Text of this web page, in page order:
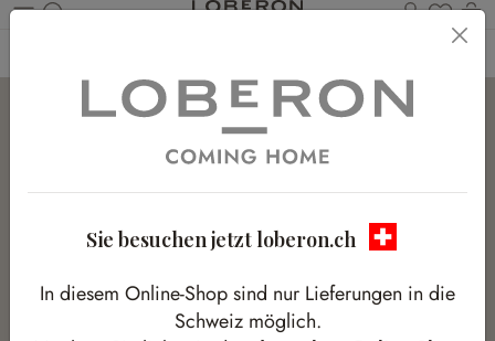
Du
Sie besuchen jetzt loberon.ch
In diesem Online-Shop sind nur Lieferungen in die
Schweiz möglich.